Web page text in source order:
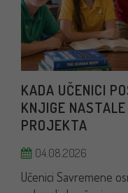
KADA UČENICI
KNJIGE
PROJEKTA
04.08.2026
Učenici Savremene